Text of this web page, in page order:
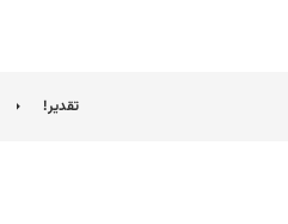
تقدیر!